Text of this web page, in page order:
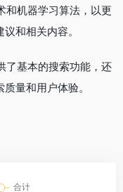
和机器学习算法，以更
和相关内容。
了基本的搜索功能，还
量和用户体验。